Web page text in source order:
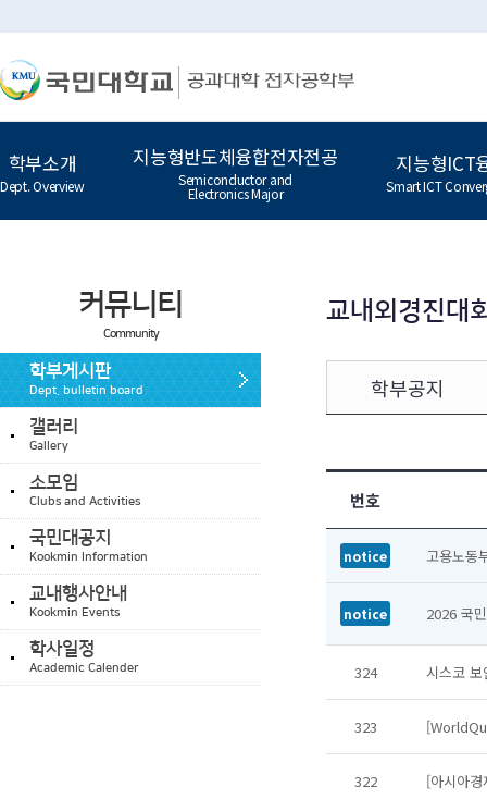
학부소개
Dept. Overview
지능형반도체융합전자전공
Semiconductor and
Electronics Major
지능형ICT
Smart ICT
커뮤니티
Community
학부게시판
Dept. bulletin board
갤러리
Gallery
소모임
Clubs and Activities
국민대공지
Kookmin Information
교내행사안내
Kookmin Events
학사일정
Academic Calender
교내외경진대
학부공지
번호
notice 고용노동
notice 2026 국
324 시스코
323
322 [아시아